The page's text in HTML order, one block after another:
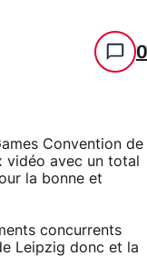
0
Convention de
vidéo avec un total
la bonne et
concurrents
Leipzig donc et la